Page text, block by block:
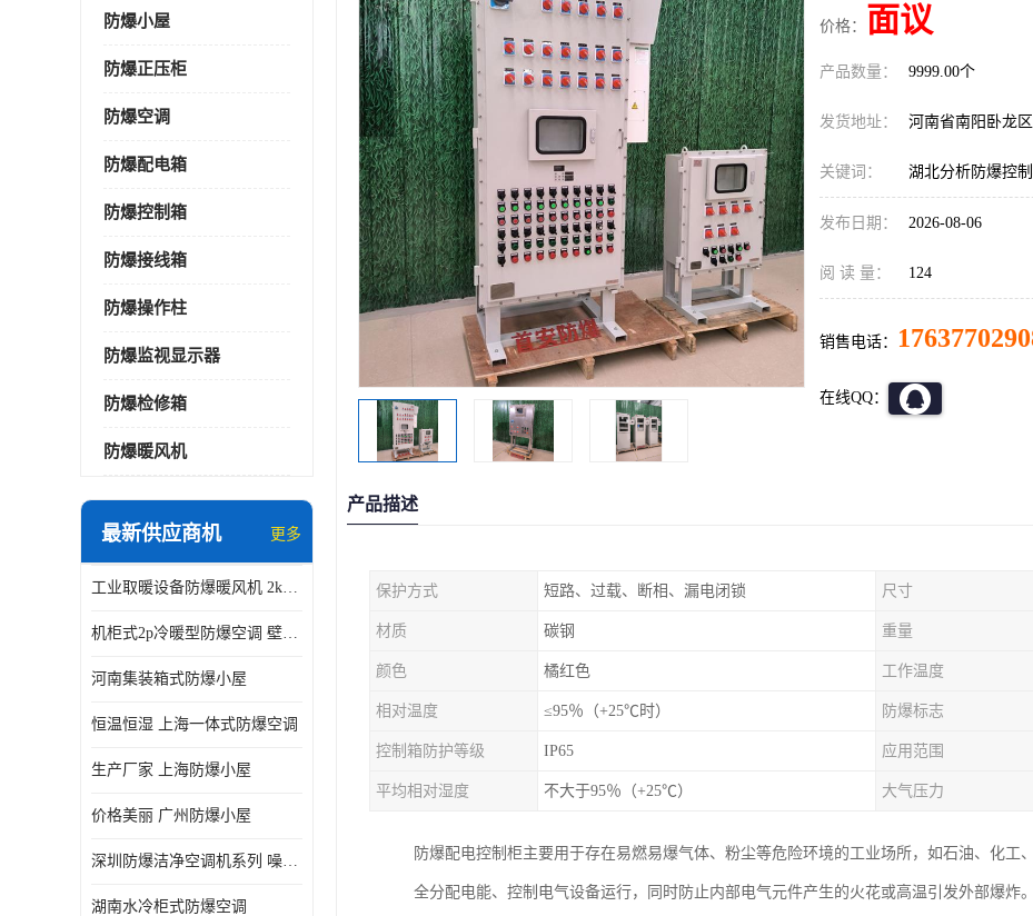
防爆小屋
防爆正压柜
防爆空调
防爆配电箱
防爆控制箱
防爆接线箱
防爆操作柱
防爆监视显示器
防爆检修箱
防爆暖风机
最新供应商机 更多
工业取暖设备防爆暖风机 2kw-30kw 壁挂式、立式
机柜式2p冷暖型防爆空调 壁挂式防爆空调 定制厂家
河南集装箱式防爆小屋
恒温恒湿 上海一体式防爆空调
生产厂家 上海防爆小屋
价格美丽 广州防爆小屋
深圳防爆洁净空调机系列 噪音低
湖南水冷柜式防爆空调
价格： 面议
产品数量： 9999.00个
发货地址： 河南省南阳卧龙区
关键词： 湖北分析防爆控
发布日期： 2026-08-06
阅 读 量： 124
销售电话：
在线QQ：
产品描述
保护方式 短路、过载、断相、漏电闭锁 尺寸
材质 碳钢 重量
颜色 橘红色 工作温度
相对温度 ≤95％（+25℃时） 防爆标志
控制箱防护等级 IP65 应用范围
平均相对湿度 不大于95％（+25℃） 大气压力
防爆配电控制柜主要用于存在易燃易爆气体、粉尘等危险环境的工业场所，如石油、化工
全分配电能、控制电气设备运行，同时防止内部电气元件产生的火花或高温引发外部爆炸